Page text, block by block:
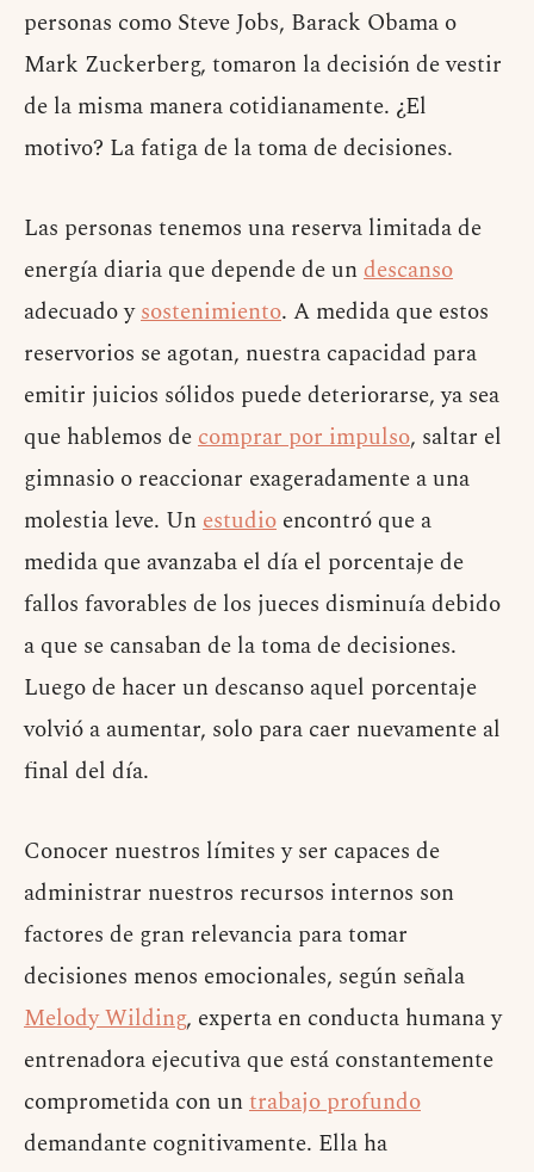
personas como Steve Jobs, Barack Obama o
Mark Zuckerberg, tomaron la decisión de vestir
de la misma manera cotidianamente. ¿El
motivo? La fatiga de la toma de decisiones.
Las personas tenemos una reserva limitada de
energía diaria que depende de undescanso
adecuado ysostenimiento. A medida que estos
reservorios se agotan, nuestra capacidad para
emitir juicios sólidos puede deteriorarse, ya sea
que hablemos decomprar por impulso, saltar el
gimnasio o reaccionar exageradamente a una
molestia leve. Unestudio encontró que a
medida que avanzaba el día el porcentaje de
fallos favorables de los jueces disminuía debido
a que se cansaban de la toma de decisiones.
Luego de hacer un descanso aquel porcentaje
volvió a aumentar, solo para caer nuevamente al
final del día.
Conocer nuestros límites y ser capaces de
administrar nuestros recursos internos son
factores de gran relevancia para tomar
decisiones menos emocionales, según señala
Melody Wilding, experta en conducta humana y
entrenadora ejecutiva que está constantemente
comprometida con untrabajo profundo
demandante cognitivamente. Ella ha